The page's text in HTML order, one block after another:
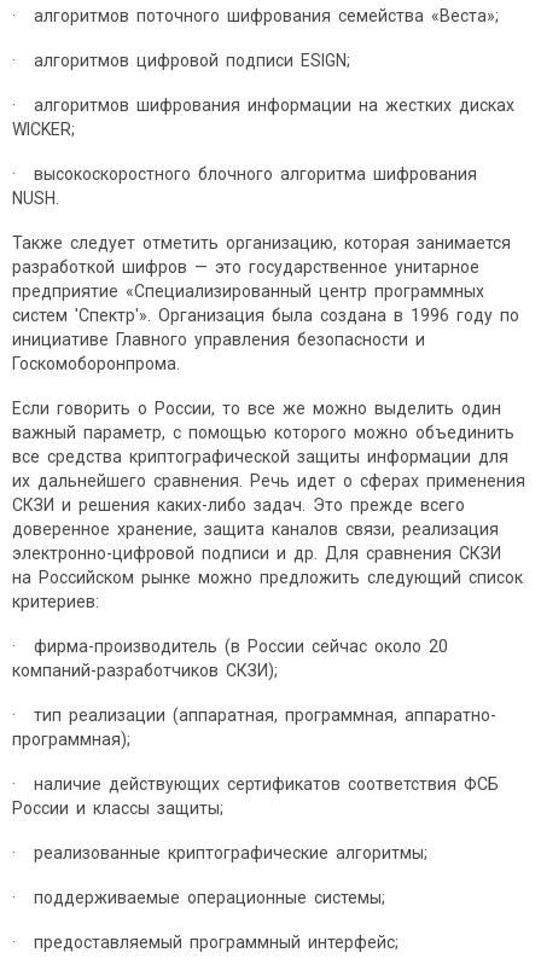
· алгоритмов поточного шифрования семейства «Веста»;
· алгоритмов цифровой подписи ESIGN;
· алгоритмов шифрования информации на жестких дисках
WICKER;
· высокоскоростного блочного алгоритма шифрования
NUSH.
Также следует отметить организацию, которая занимается
разработкой шифров — это государственное унитарное
предприятие «Специализированный центр программных
систем 'Спектр'». Организация была создана в 1996 году по
инициативе Главного управления безопасности и
Госкомоборонпрома.
Если говорить о России, то все же можно выделить один
важный параметр, с помощью которого можно объединить
все средства криптографической защиты информации для
их дальнейшего сравнения. Речь идет о сферах применения
СКЗИ и решения каких-либо задач. Это прежде всего
доверенное хранение, защита каналов связи, реализация
электронно-цифровой подписи и др. Для сравнения СКЗИ
на Российском рынке можно предложить следующий список
критериев:
· фирма-производитель (в России сейчас около 20
компаний-разработчиков СКЗИ);
· тип реализации (аппаратная, программная, аппаратно-
программная);
· наличие действующих сертификатов соответствия ФСБ
России и классы защиты;
· реализованные криптографические алгоритмы;
· поддерживаемые операционные системы;
· предоставляемый программный интерфейс;